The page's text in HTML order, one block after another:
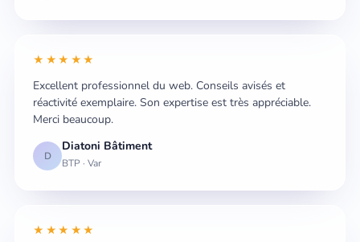
★★★★★
Excellent professionnel du web. Conseils avisés et
réactivité exemplaire. Son expertise est très appréciable.
Merci beaucoup.
D
Diatoni Bâtiment
BTP · Var
★★★★★